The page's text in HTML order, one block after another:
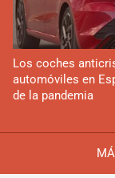
Los coches
automóviles en
de la pandemia